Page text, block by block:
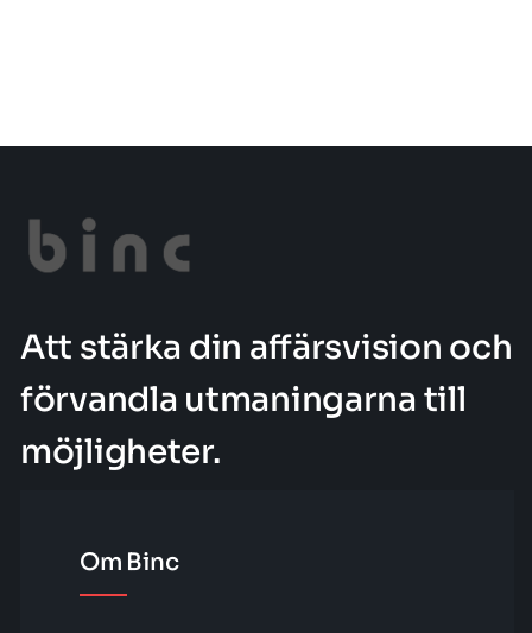
Att stärka din affärsvision och
förvandla utmaningarna till
möjligheter.
Om Binc